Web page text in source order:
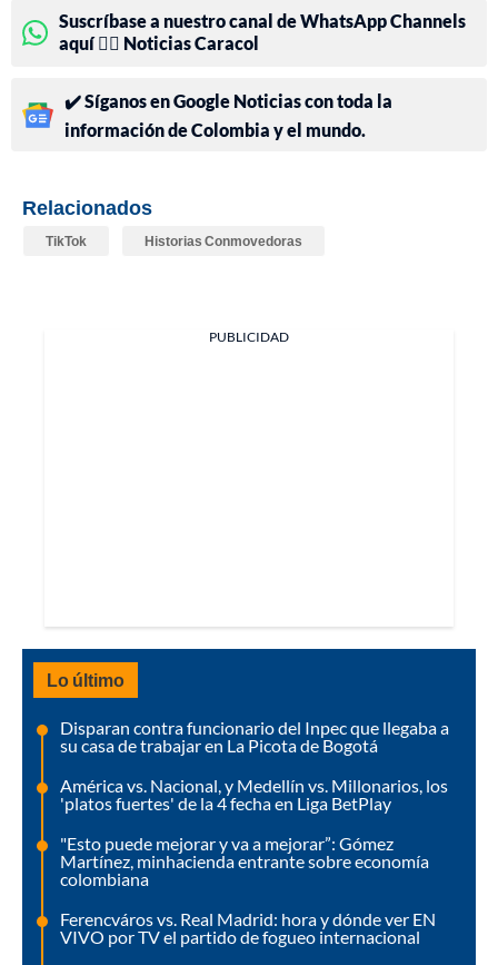
Suscríbase a nuestro canal de WhatsApp Channels
aquí 👉🏻 Noticias Caracol
✔️ Síganos en Google Noticias con toda la
información de Colombia y el mundo.
Relacionados
TikTok Historias Conmovedoras
PUBLICIDAD
Lo último
Disparan contra funcionario del Inpec que llegaba a
su casa de trabajar en La Picota de Bogotá
América vs. Nacional, y Medellín vs. Millonarios, los
'platos fuertes' de la 4 fecha en Liga BetPlay
"Esto puede mejorar y va a mejorar”: Gómez
Martínez, minhacienda entrante sobre economía
colombiana
Ferencváros vs. Real Madrid: hora y dónde ver EN
VIVO por TV el partido de fogueo internacional